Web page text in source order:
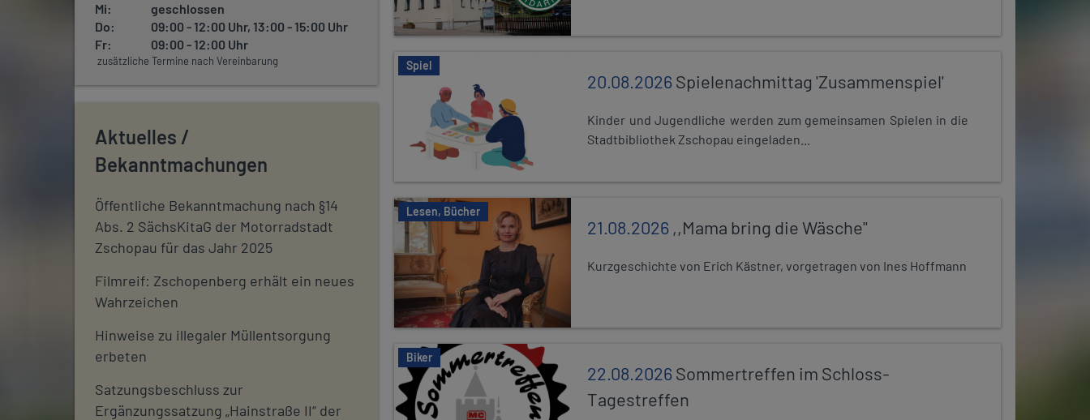
Mi:
geschlossen
Do:
09:00 - 12:00 Uhr, 13:00 - 15:00 Uhr
Fr:
09:00 - 12:00 Uhr
zusätzliche Termine nach Vereinbarung
Aktuelles /
Bekanntmachungen
Öffentliche Bekanntmachung nach §14
Abs. 2 SächsKitaG der Motorradstadt
Zschopau für das Jahr 2025
Filmreif: Zschopenberg erhält ein neues
Wahrzeichen
Hinweise zu illegaler Müllentsorgung
erbeten
Satzungsbeschluss zur
Ergänzungssatzung „Hainstraße II“ der
Spiel
20.08.2026Spielenachmittag 'Zusammenspiel'
Kinder und Jugendliche werden zum gemeinsamen Spielen in die
Stadtbibliothek Zschopau eingeladen...
Lesen, Bücher
21.08.2026 ,,Mama bring die Wäsche"
Kurzgeschichte von Erich Kästner, vorgetragen von Ines Hoffmann
Biker
22.08.2026Sommertreffen im Schloss-
Tagestreffen